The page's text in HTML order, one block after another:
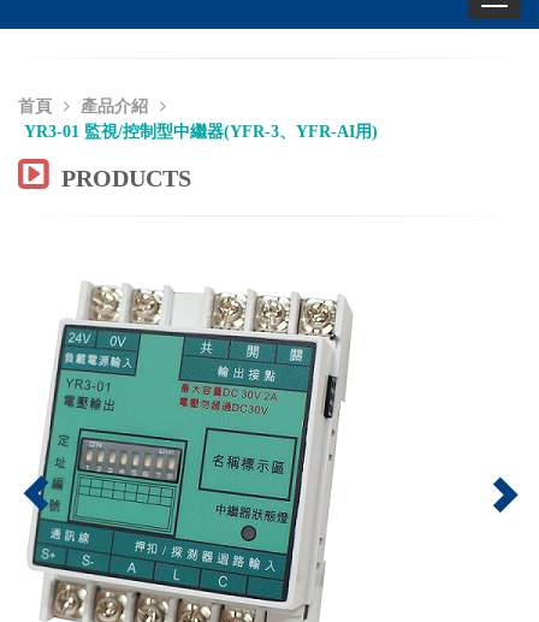
首頁
產品介紹
YR3-01 監視/控制型中繼器(YFR-3、YFR-AI用)
PRODUCTS
Previous